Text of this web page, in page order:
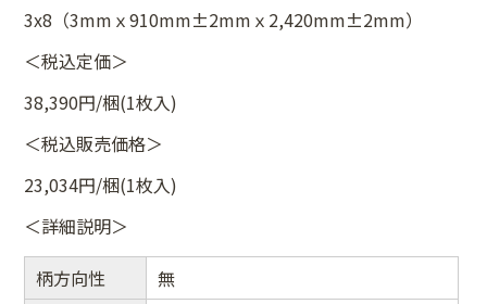
3x8（3mmｘ910mm±2mmｘ2,420mm±2mm）
＜税込定価＞
38,390円/梱(1枚入)
＜税込販売価格＞
23,034円/梱(1枚入)
＜詳細説明＞
柄方向性
無